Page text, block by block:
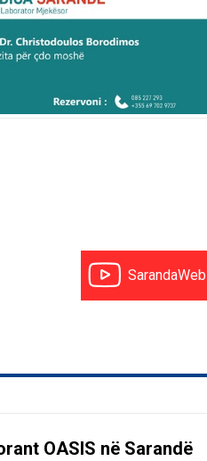
SarandaWeb
OASIS në Sarandë